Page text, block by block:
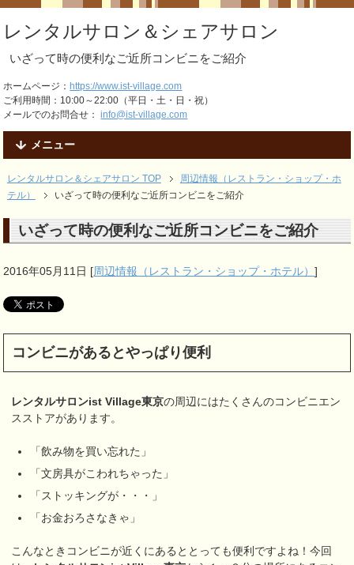
レンタルサロン＆シェアサロン
いざって時の便利なご近所コンビニをご紹介
ホームページ：https://www.ist-village.com
ご利用時間：10:00～22:00（平日・土・日・祝）
メールでのお問合せ：info@ist-village.com
メニュー
レンタルサロン＆シェアサロン TOP
周辺情報（レストラン・ショップ・ホ
テル）
いざって時の便利なご近所コンビニをご紹介
いざって時の便利なご近所コンビニをご紹介
2016年05月11日 [周辺情報（レストラン・ショップ・ホテル）]
コンビニがあるとやっぱり便利
レンタルサロンist Village東京の周辺にはたくさんのコンビニエン
スストアがあります。
「飲み物を買い忘れた」
「文房具がこわれちゃった」
「ストッキングが・・・」
「お金おろさなきゃ」
こんなときコンビニが近くにあるととっても便利ですよね！今回